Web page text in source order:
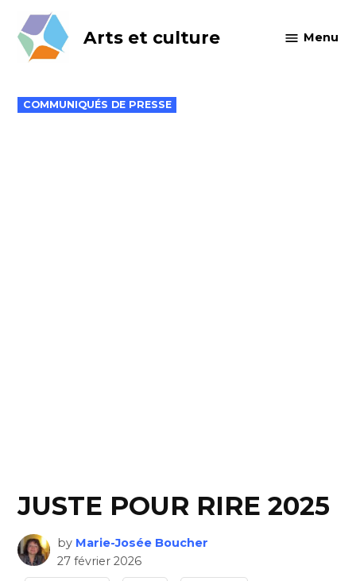
content
Arts et culture Menu
POSTED
IN
COMMUNIQUÉS DE PRESSE
JUSTE POUR RIRE 2025
by Marie-Josée Boucher
27 février 2026